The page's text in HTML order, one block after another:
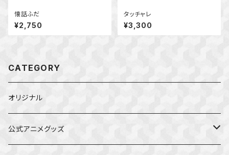
懐話ふだ
¥2,750
タッチャレ
¥3,300
CATEGORY
オリジナル
公式アニメグッズ